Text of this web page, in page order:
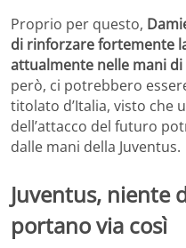
Proprio per questo,
di rinforzare fortemente
attualmente nelle mani
però, ci potrebbero
titolato d’Italia, visto che
dell’attacco del futuro
dalle mani della Juventus.
Juventus, niente
portano via così